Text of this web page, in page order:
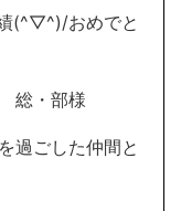
(^▽^)/おめでと
総・部様
過ごした仲間と